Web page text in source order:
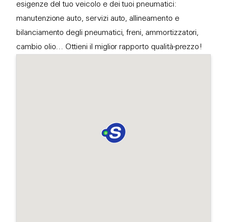
esigenze del tuo veicolo e dei tuoi pneumatici:
manutenzione auto, servizi auto, allineamento e
bilanciamento degli pneumatici, freni, ammortizzatori,
cambio olio… Ottieni il miglior rapporto qualità-prezzo!